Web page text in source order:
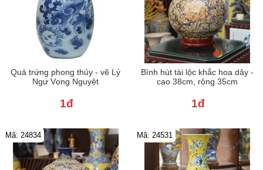
Quả trứng phong thủy - vẽ Lý
Ngư Vọng Nguyệt
1đ
Bình hút tài lộc khắc hoa dây -
cao 38cm, rộng 35cm
1đ
Mã: 24834 Mã: 24531